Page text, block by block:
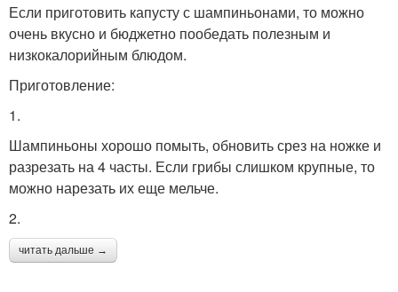
Если приготовить капусту с шампиньонами, то можно
очень вкусно и бюджетно пообедать полезным и
низкокалорийным блюдом.
Приготовление:
1.
Шампиньоны хорошо помыть, обновить срез на ножке и
разрезать на 4 часты. Если грибы слишком крупные, то
можно нарезать их еще мельче.
2.
читать дальше →